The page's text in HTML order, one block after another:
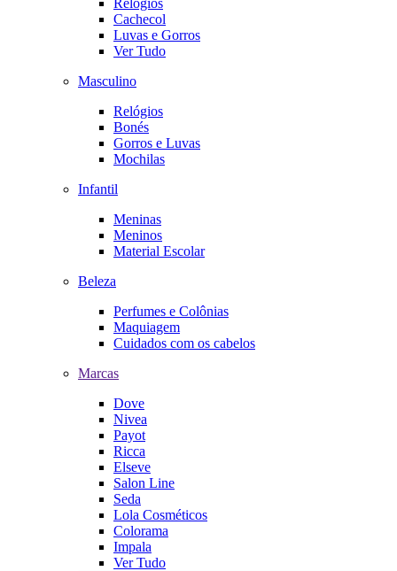
Cachecol
Luvas e Gorros
Ver Tudo
Masculino
Relógios
Bonés
Gorros e Luvas
Mochilas
Infantil
Meninas
Meninos
Material Escolar
Beleza
Perfumes e Colônias
Maquiagem
Cuidados com os cabelos
Marcas
Dove
Nivea
Payot
Ricca
Elseve
Salon Line
Seda
Lola Cosméticos
Colorama
Impala
Ver Tudo